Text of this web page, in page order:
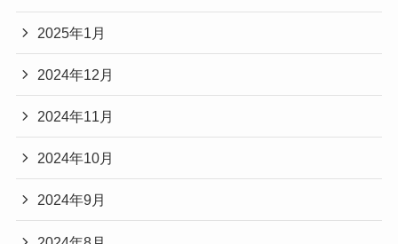
2025年1月
2024年12月
2024年11月
2024年10月
2024年9月